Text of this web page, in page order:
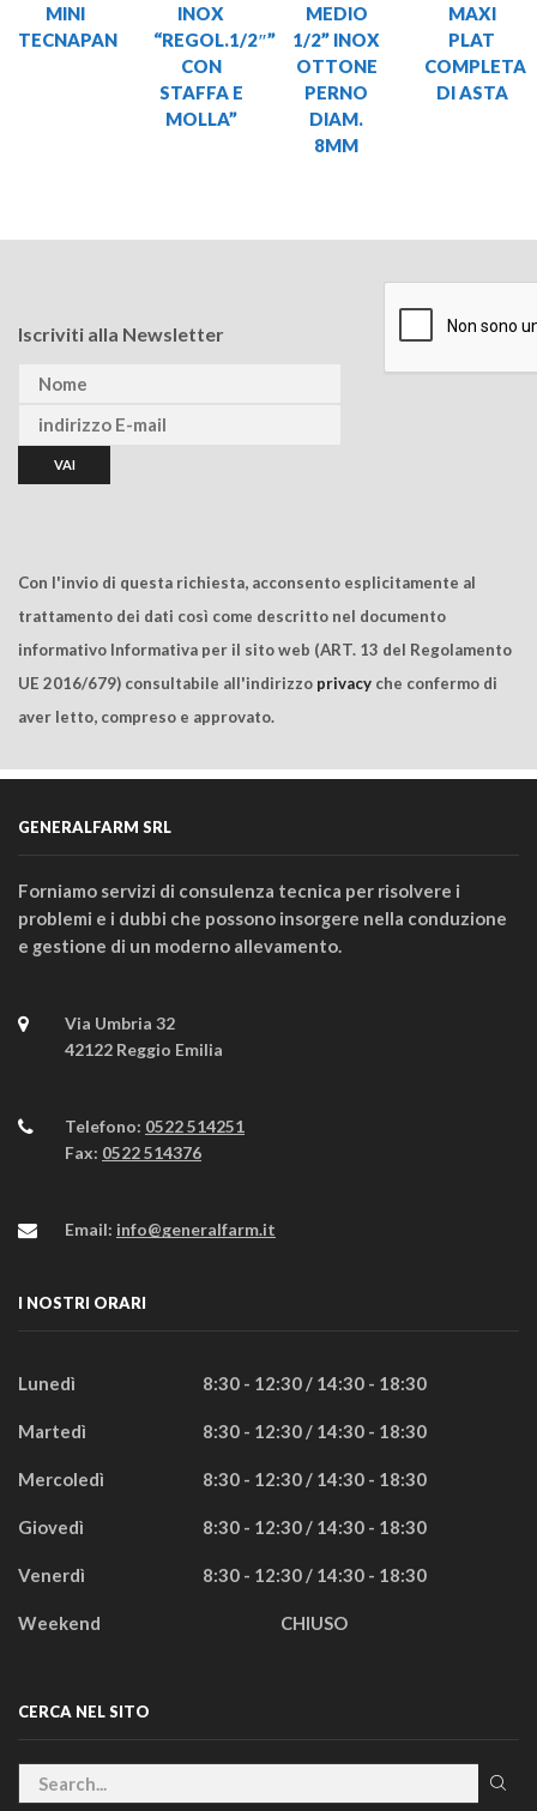
MINI
TECNAPAN
INOX
“REGOL.1/2″”
CON
STAFFA E
MOLLA”
MEDIO
1/2” INOX
OTTONE
PERNO
DIAM.
8MM
MAXI
PLAT
COMPLETA
DI ASTA
Iscriviti alla Newsletter
Con l'invio di questa richiesta, acconsento esplicitamente al
trattamento dei dati così come descritto nel documento
informativo Informativa per il sito web (ART. 13 del Regolamento
UE 2016/679) consultabile all'indirizzo privacy che confermo di
aver letto, compreso e approvato.
GENERALFARM SRL
Forniamo servizi di consulenza tecnica per risolvere i
problemi e i dubbi che possono insorgere nella conduzione
e gestione di un moderno allevamento.
Via Umbria 32
42122 Reggio Emilia
Telefono: 0522 514251
Fax: 0522 514376
Email: info@generalfarm.it
I NOSTRI ORARI
Lunedì 8:30 - 12:30 / 14:30 - 18:30
Martedì 8:30 - 12:30 / 14:30 - 18:30
Mercoledì 8:30 - 12:30 / 14:30 - 18:30
Giovedì 8:30 - 12:30 / 14:30 - 18:30
Venerdì 8:30 - 12:30 / 14:30 - 18:30
Weekend CHIUSO
CERCA NEL SITO